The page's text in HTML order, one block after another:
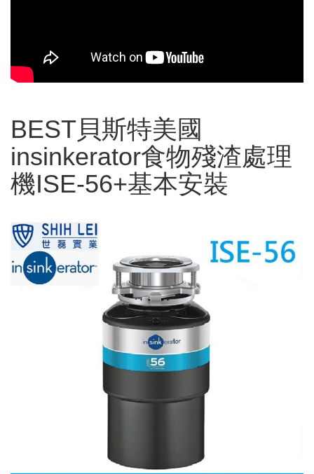
BEST貝斯特美國
insinkerator食物殘渣處理
機ISE-56+基本安裝